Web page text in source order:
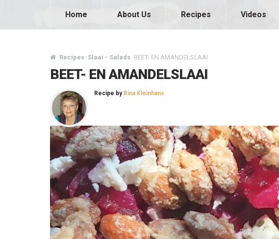
Home About Us Recipes Videos
/ Recipes / Slaai - Salads / BEET- EN AMANDELSLAAI
BEET- EN AMANDELSLAAI
Recipe by Rina Kleinhans